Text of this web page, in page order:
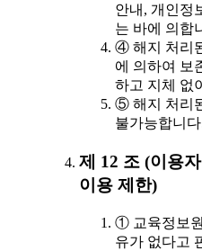
안내, 개인정
는 바에 의합
④ 해지 처리
에 의하여 보
하고 지체 없
⑤ 해지 처리
불가능합니
제 12 조 (이용
이용 제한)
① 교육정보
유가 없다고